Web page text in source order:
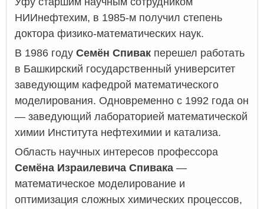
НИИнефтехим, в 1985-м получил степень
доктора физико-математических наук.
В 1986 году Семён Спивак перешел работать
в Башкирский государственный университет
заведующим кафедрой математического
моделирования. Одновременно с 1992 года он
— заведующий лабораторией математической
химии Института нефтехимии и катализа.
Область научных интересов профессора
Семёна Израилевича Спивака —
математическое моделирование и
оптимизация сложных химических процессов,